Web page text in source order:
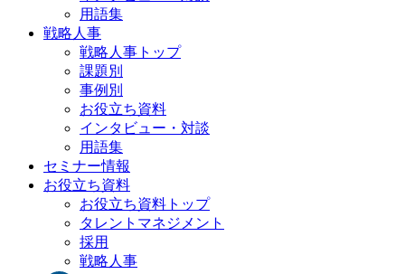
用語集
戦略人事
戦略人事トップ
課題別
事例別
お役立ち資料
インタビュー・対談
用語集
セミナー情報
お役立ち資料
お役立ち資料トップ
タレントマネジメント
採用
戦略人事